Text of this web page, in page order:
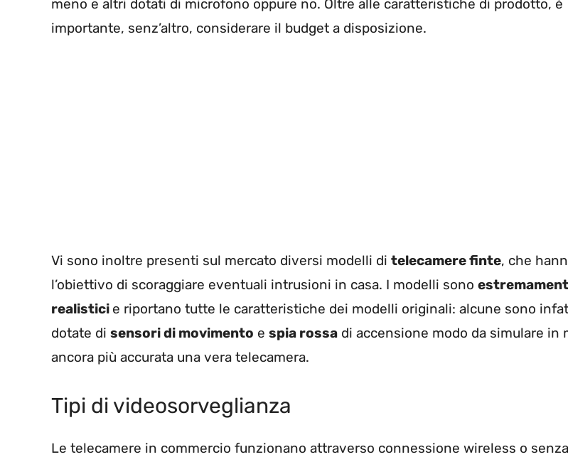
meno e altri dotati di microfono oppure no. Oltre alle caratteristiche di prodotto, è
importante, senz’altro, considerare il budget a disposizione.
Vi sono inoltre presenti sul mercato diversi modelli di telecamere finte, che
l’obiettivo di scoraggiare eventuali intrusioni in casa. I modelli sono
realistici e riportano tutte le caratteristiche dei modelli originali: alcune sono
dotate di sensori di movimento e spia rossa di accensione modo da simulare in
ancora più accurata una vera telecamera.
Tipi di videosorveglianza
Le telecamere in commercio funzionano attraverso connessione wireless o